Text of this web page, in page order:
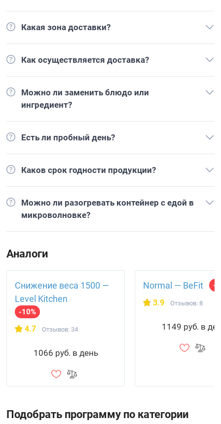
Какая зона доставки?
Как осуществляется доставка?
Можно ли заменить блюдо или
ингредиент?
Есть ли пробный день?
Каков срок годности продукции?
Можно ли разогревать контейнер с едой в
микроволновке?
Аналоги
Снижение веса 1500 —
Level Kitchen
-10%
4.7 Отзывов: 34
1066 руб. в день
Normal — BeFit -
3.9 Отзывов: 8
1149 руб. в
Подобрать программу по категории